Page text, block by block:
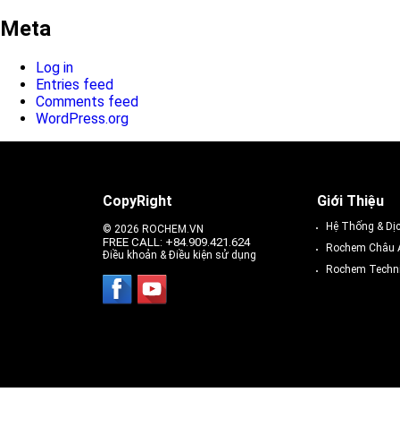
Meta
Log in
Entries feed
Comments feed
WordPress.org
CopyRight
© 2026 ROCHEM.VN
FREE CALL: +84.909.421.624
Điều khoản & Điều kiện sử dụng
Giới Thiệu
Hệ Thống &
Rochem Châu
Rochem